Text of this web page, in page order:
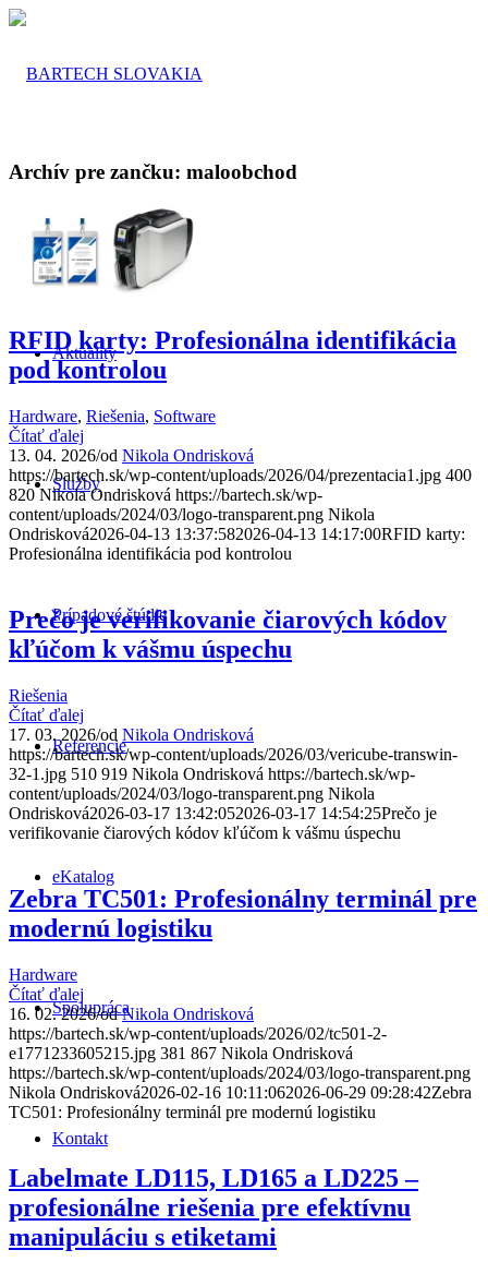
O nás
Aktuality
Služby
Prípadové štúdie
Referencie
eKatalog
Spolupráca
Kontakt
Archív pre zančku: maloobchod
RFID karty: Profesionálna identifikácia
pod kontrolou
Hardware, Riešenia, Software
Čítať ďalej
13. 04. 2026/od Nikola Ondrisková
https://bartech.sk/wp-content/uploads/2026/04/prezentacia1.jpg 400
820 Nikola Ondrisková https://bartech.sk/wp-
content/uploads/2024/03/logo-transparent.png Nikola
Ondrisková2026-04-13 13:37:582026-04-13 14:17:00RFID karty:
Profesionálna identifikácia pod kontrolou
Prečo je verifikovanie čiarových kódov
kľúčom k vášmu úspechu
Riešenia
Čítať ďalej
17. 03. 2026/od Nikola Ondrisková
https://bartech.sk/wp-content/uploads/2026/03/vericube-transwin-
32-1.jpg 510 919 Nikola Ondrisková https://bartech.sk/wp-
content/uploads/2024/03/logo-transparent.png Nikola
Ondrisková2026-03-17 13:42:052026-03-17 14:54:25Prečo je
verifikovanie čiarových kódov kľúčom k vášmu úspechu
Zebra TC501: Profesionálny terminál pre
modernú logistiku
Hardware
Čítať ďalej
16. 02. 2026/odNikola Ondrisková
https://bartech.sk/wp-content/uploads/2026/02/tc501-2-
e1771233605215.jpg 381 867 Nikola Ondrisková
https://bartech.sk/wp-content/uploads/2024/03/logo-transparent.png
Nikola Ondrisková2026-02-16 10:11:062026-06-29 09:28:42Zebra
TC501: Profesionálny terminál pre modernú logistiku
Labelmate LD115, LD165 a LD225 –
profesionálne riešenia pre efektívnu
manipuláciu s etiketami